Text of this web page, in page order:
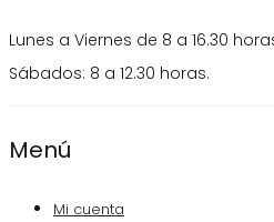
Lunes a Viernes de 8 a 16.30
Sábados: 8 a 12.30 horas.
Menú
Mi cuenta